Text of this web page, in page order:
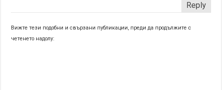
Reply
Вижте тези подобни и свързани публикации, преди да продължите с
четенето надолу: